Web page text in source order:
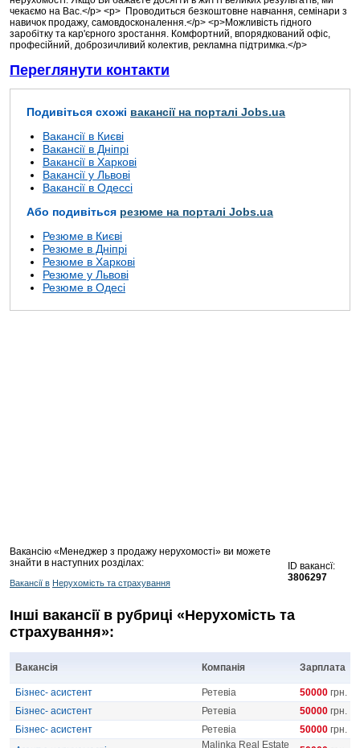
чекаємо на Вас.</p> <p> Проводиться безкоштовне навчання, семінари з
навичок продажу, самовдосконалення.</p> <p>Можливість гідного
заробітку та кар'єрного зростання. Комфортний, впорядкований офіс,
професійний, доброзичливий колектив, рекламна підтримка.</p>
Переглянути контакти
Подивіться схожі вакансії на порталі Jobs.ua
Вакансії в Києві
Вакансії в Дніпрі
Вакансії в Харкові
Вакансії у Львові
Вакансії в Одессі
Або подивіться резюме на порталі Jobs.ua
Резюме в Києві
Резюме в Дніпрі
Резюме в Харкові
Резюме у Львові
Резюме в Одесі
Вакансію «Менеджер з продажу нерухомості» ви можете
знайти в наступних розділах:
Вакансії в Нерухомість та страхування
ID вакансї:
3806297
Інші вакансії в рубриці «Нерухомість та
страхування»:
Вакансія Компанія Зарплата
Бізнес- асистент Ретевіа 50000 грн.
Бізнес- асистент
Ретевіа 50000 грн.
Бізнес- асистент
Ретевіа 50000 грн.
Malinka Real Estate